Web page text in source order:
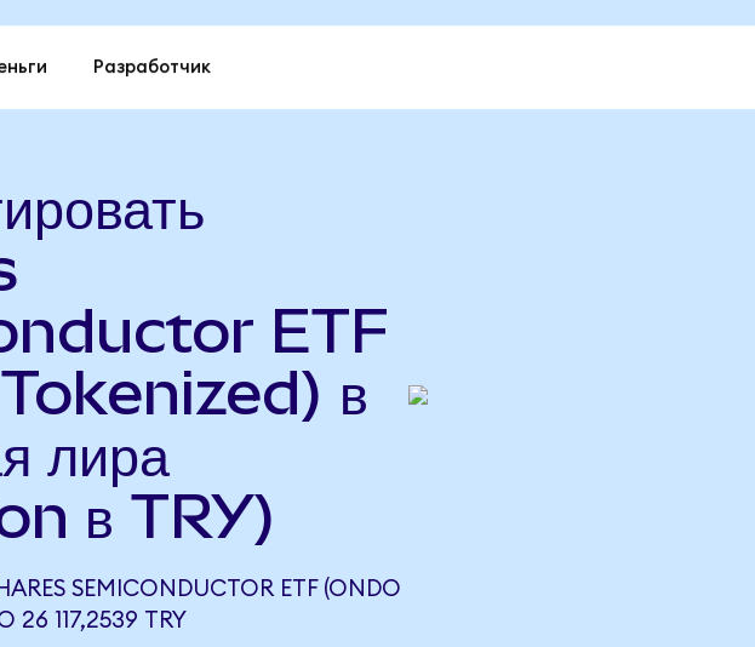
Разработчик
ETF
в
лира
в TRY)
SEMICONDUCTOR ETF (ONDO
26 117,2539 TRY